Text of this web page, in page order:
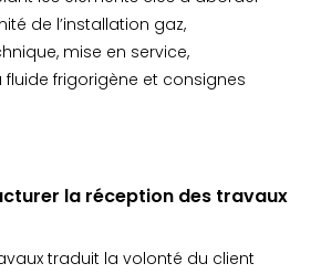
de l’installation gaz,
mise en service,
frigorigène et consignes
la réception des travaux
traduit la volonté du client